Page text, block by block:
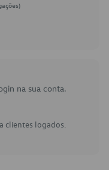
na sua conta.
clientes logados.